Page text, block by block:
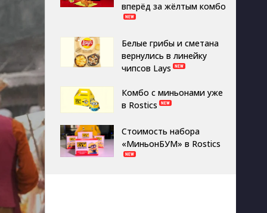
вперёд за жёлтым комбо
Белые грибы и сметана
вернулись в линейку
чипсов Lays
Комбо с миньонами уже
в Rostics
Стоимость набора
«МиньонБУМ» в Rostics